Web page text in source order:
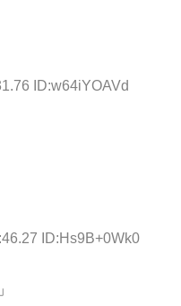
ID:w64iYOAVd
ID:Hs9B+0Wk0